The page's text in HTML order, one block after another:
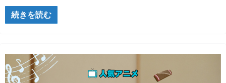
続きを読む